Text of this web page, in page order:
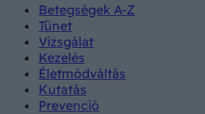
Betegségek A-Z
Tünet
Vizsgálat
Kezelés
Életmódváltás
Kutatás
Prevenció